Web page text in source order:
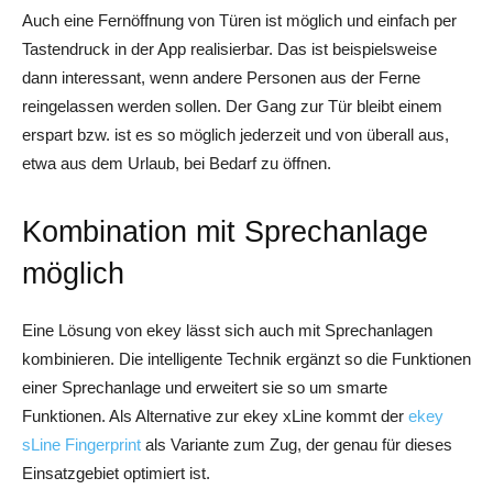
Auch eine Fernöffnung von Türen ist möglich und einfach per
Tastendruck in der App realisierbar. Das ist beispielsweise
dann interessant, wenn andere Personen aus der Ferne
reingelassen werden sollen. Der Gang zur Tür bleibt einem
erspart bzw. ist es so möglich jederzeit und von überall aus,
etwa aus dem Urlaub, bei Bedarf zu öffnen.
Kombination mit Sprechanlage
möglich
Eine Lösung von ekey lässt sich auch mit Sprechanlagen
kombinieren. Die intelligente Technik ergänzt so die Funktionen
einer Sprechanlage und erweitert sie so um smarte
Funktionen. Als Alternative zur ekey xLine kommt der ekey
sLine Fingerprint als Variante zum Zug, der genau für dieses
Einsatzgebiet optimiert ist.